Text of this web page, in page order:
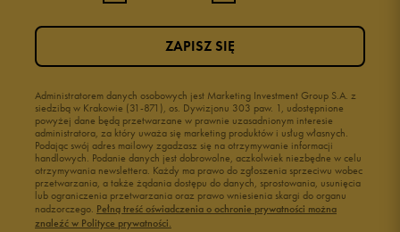
Administratorem danych osobowych jest Marketing Investment Group S.A. z
siedzibą w Krakowie (31-871), os. Dywizjonu 303 paw. 1, udostępnione
powyżej dane będą przetwarzane w prawnie uzasadnionym interesie
administratora, za który uważa się marketing produktów i usług własnych.
Podając swój adres mailowy zgadzasz się na otrzymywanie informacji
handlowych. Podanie danych jest dobrowolne, aczkolwiek niezbędne w celu
otrzymywania newslettera. Każdy ma prawo do zgłoszenia sprzeciwu wobec
przetwarzania, a także żądania dostępu do danych, sprostowania, usunięcia
lub ograniczenia przetwarzania oraz prawo wniesienia skargi do organu
nadzorczego. Pełną treść oświadczenia o ochronie prywatności można
znaleźć w Polityce prywatności.
ZAPISZ SIĘ